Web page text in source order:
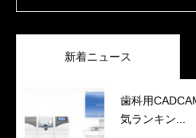
新着ニュース
歯科用
気ランキン...